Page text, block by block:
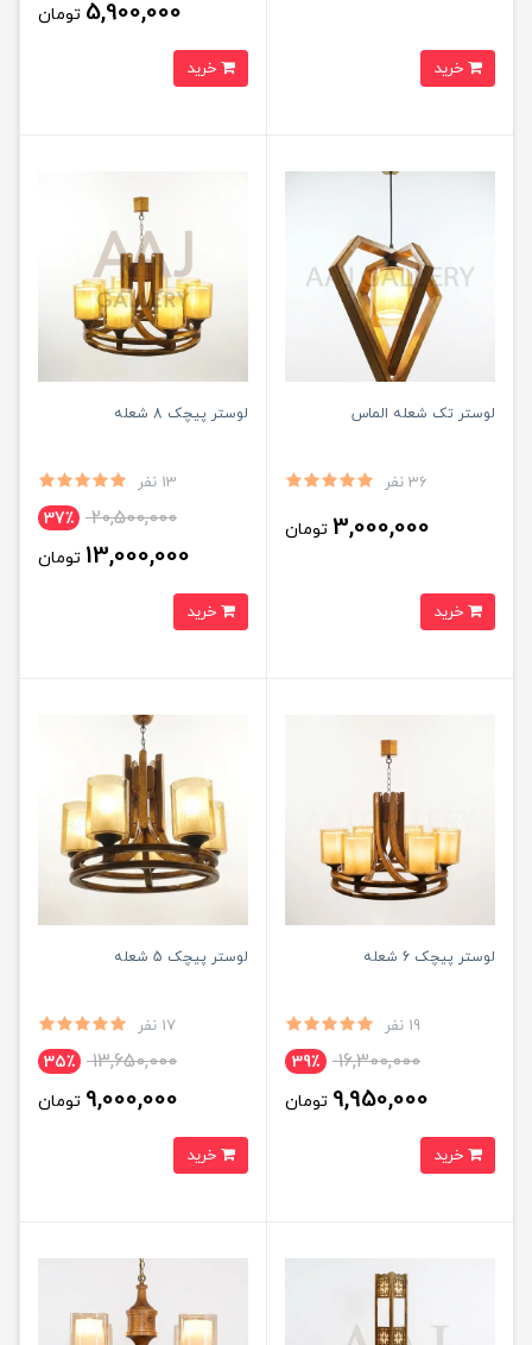
5,900,000 تومان
لوستر تک شعله الماس
36 نفر
3,000,000 تومان
لوستر پیچک 8 شعله
13 نفر
20,500,000 37٪
13,000,000 تومان
لوستر پیچک 6 شعله
19 نفر
16,300,000 39٪
9,950,000 تومان
لوستر پیچک 5 شعله
17 نفر
13,650,000 35٪
9,000,000 تومان